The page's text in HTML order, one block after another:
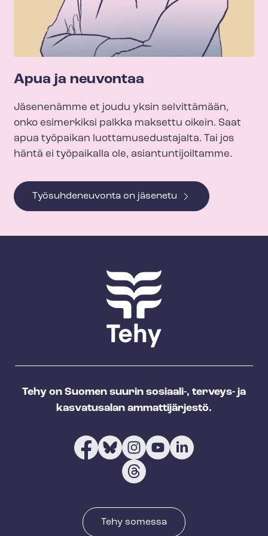
Apua ja neuvontaa
Jäsenenämme et joudu yksin selvittämään,
onko esimerkiksi palkka maksettu oikein. Saat
apua työpaikan luot­ta­muse­dus­ta­jal­ta. Tai jos
häntä ei työpaikalla ole, asian­tun­ti­joil­tam­me.
Työsuhdeneuvonta on jäsenetu
Tehy on Suomen suurin sosiaali-, terveys- ja
kasvatusalan ammattijärjestö.
Tehy somessa